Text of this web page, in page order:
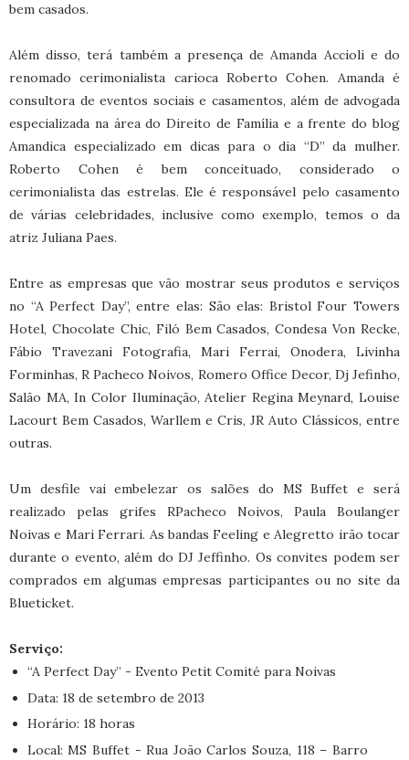
bem casados.
Além disso, terá também a presença de Amanda Accioli e do
renomado cerimonialista carioca Roberto Cohen. Amanda é
consultora de eventos sociais e casamentos, além de advogada
especializada na área do Direito de Família e a frente do blog
Amandica especializado em dicas para o dia “D” da mulher.
Roberto Cohen é bem conceituado, considerado o
cerimonialista das estrelas. Ele é responsável pelo casamento
de várias celebridades, inclusive como exemplo, temos o da
atriz Juliana Paes.
Entre as empresas que vão mostrar seus produtos e serviços
no “A Perfect Day”, entre elas: São elas: Bristol Four Towers
Hotel, Chocolate Chic, Filó Bem Casados, Condesa Von Recke,
Fábio Travezani Fotografia, Mari Ferrai, Onodera, Livinha
Forminhas, R Pacheco Noivos, Romero Office Decor, Dj Jefinho,
Salão MA, In Color Iluminação, Atelier Regina Meynard, Louise
Lacourt Bem Casados, Warllem e Cris, JR Auto Clássicos, entre
outras.
Um desfile vai embelezar os salões do MS Buffet e será
realizado pelas grifes RPacheco Noivos, Paula Boulanger
Noivas e Mari Ferrari. As bandas Feeling e Alegretto irão tocar
durante o evento, além do DJ Jeffinho. Os convites podem ser
comprados em algumas empresas participantes ou no site da
Blueticket.
Serviço:
“A Perfect Day” - Evento Petit Comité para Noivas
Data: 18 de setembro de 2013
Horário: 18 horas
Local: MS Buffet - Rua João Carlos Souza, 118 – Barro